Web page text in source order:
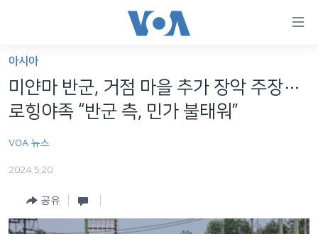
가
능
링
인
츠
세계
라디오
프로그램
주파수 안내
아시아
미얀마 반군, 거점 마을 추가 장악 주장…
로힝야족 “반군 측, 민가 불태워”
VOA 뉴스
2024.5.20
공유